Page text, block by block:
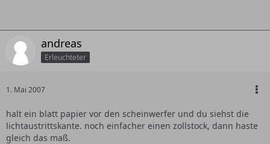
andreas
Erleuchteter
1. Mai 2007
halt ein blatt papier vor den scheinwerfer und du siehst die
lichtaustrittskante. noch einfacher einen zollstock, dann haste
gleich das maß.